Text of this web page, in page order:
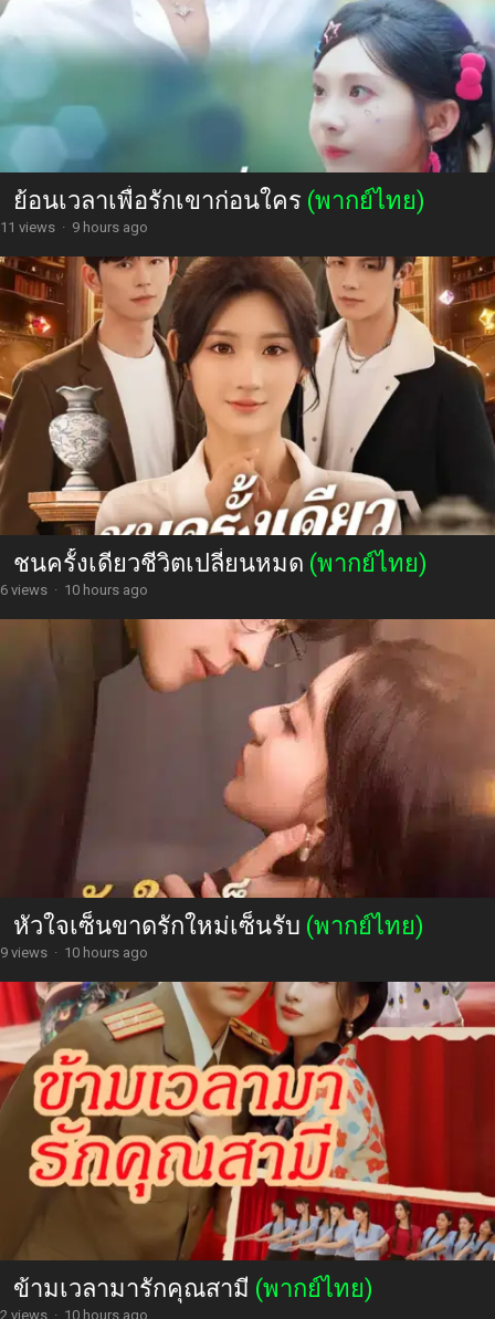
ย้อนเวลาเพื่อรักเขาก่อนใคร (พากย์ไทย)
11 views · 9 hours ago
ชนครั้งเดียวชีวิตเปลี่ยนหมด (พากย์ไทย)
6 views · 10 hours ago
หัวใจเซ็นขาดรักใหม่เซ็นรับ (พากย์ไทย)
9 views · 10 hours ago
ข้ามเวลามารักคุณสามี (พากย์ไทย)
2 views · 10 hours ago